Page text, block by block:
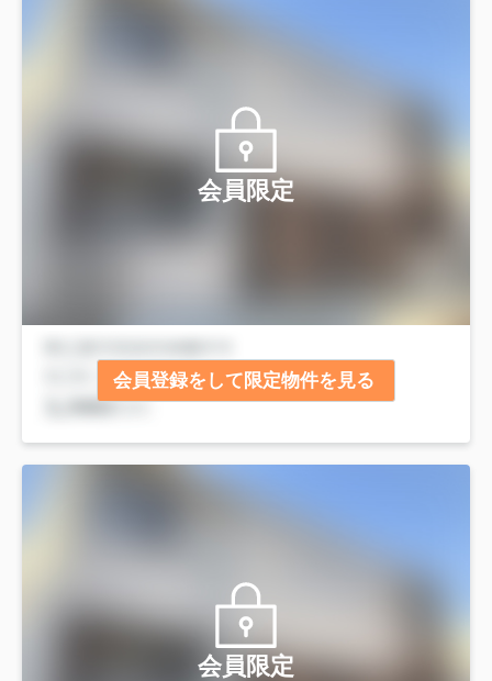
会員限定
会員登録をして限定物件を見る
会員限定